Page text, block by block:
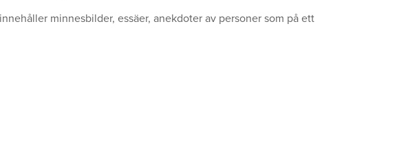
minnesbilder, essäer, anekdoter av personer som på ett